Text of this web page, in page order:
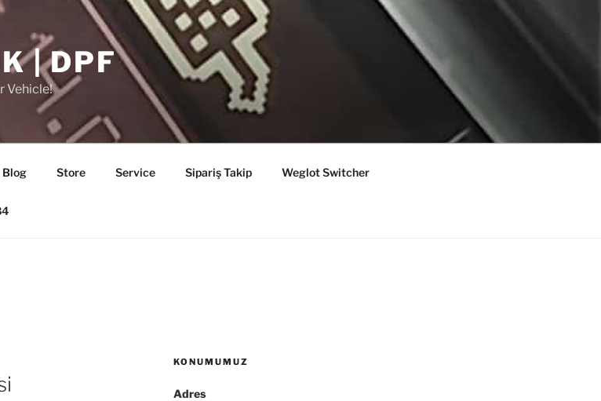
| DPF
Vehicle!
Blog Store Service Sipariş Takip Weglot Switcher
KONUMUMUZ
Adres